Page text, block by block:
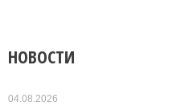
НОВОСТИ
04.08.2026